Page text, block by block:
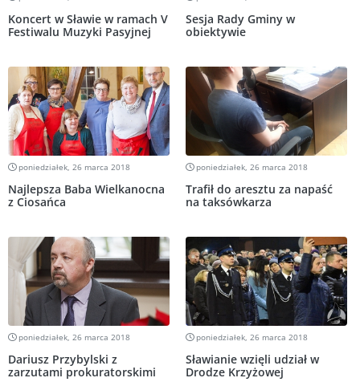
Koncert w Sławie w ramach V
Festiwalu Muzyki Pasyjnej
Sesja Rady Gminy w
obiektywie
poniedziałek, 26 marca 2018
Najlepsza Baba Wielkanocna
z Ciosańca
poniedziałek, 26 marca 2018
Trafił do aresztu za napaść
na taksówkarza
poniedziałek, 26 marca 2018
Dariusz Przybylski z
zarzutami prokuratorskimi
poniedziałek, 26 marca 2018
Sławianie wzięli udział w
Drodze Krzyżowej